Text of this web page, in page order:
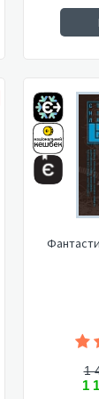
1
1